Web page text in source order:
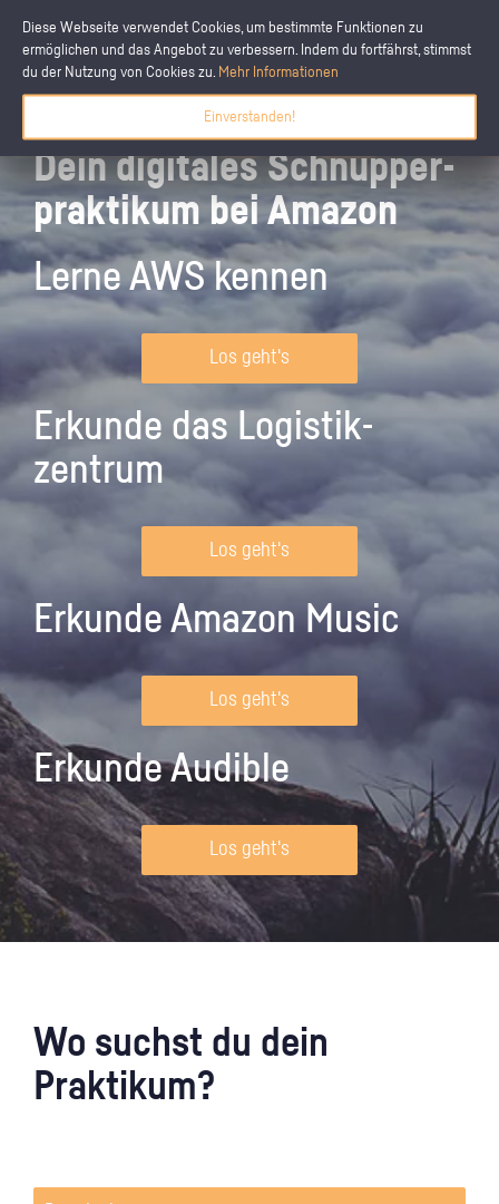
Diese Webseite verwendet Cookies, um bestimmte Funktionen zu
ermöglichen und das Angebot zu verbessern. Indem du fortfährst, stimmst
du der Nutzung von Cookies zu. Mehr Informationen
Einverstanden!
Dein digitales Schnupper­
praktikum bei Amazon
Lerne AWS kennen
Los geht's
Erkunde das Logistik­
zentrum
Los geht's
Erkunde Amazon Music
Los geht's
Erkunde Audible
Los geht's
Wo suchst du dein
Praktikum?